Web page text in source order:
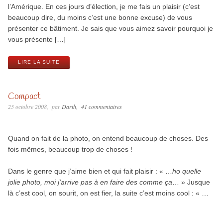
l’Amérique. En ces jours d’élection, je me fais un plaisir (c’est
beaucoup dire, du moins c’est une bonne excuse) de vous
présenter ce bâtiment. Je sais que vous aimez savoir pourquoi je
vous présente […]
LIRE LA SUITE
Compact
25 octobre 2008 par Darth 41 commentaires
Quand on fait de la photo, on entend beaucoup de choses. Des
fois mêmes, beaucoup trop de choses !
Dans le genre que j’aime bien et qui fait plaisir : « … ho quelle
jolie photo, moi j’arrive pas à en faire des comme ça … » Jusque
là c’est cool, on sourit, on est fier, la suite c’est moins cool : « …